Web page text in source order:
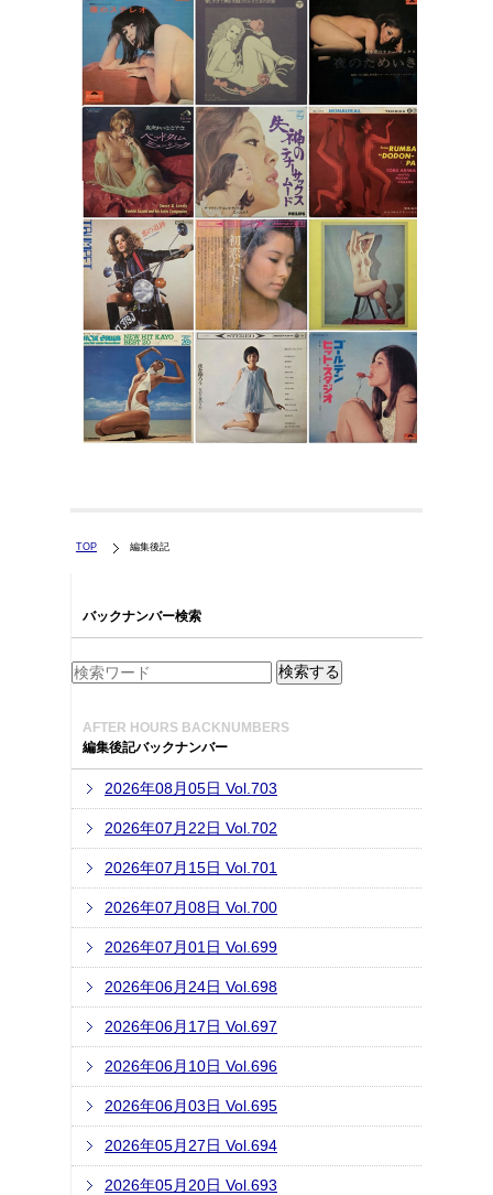
TOP 編集後記
バックナンバー検索
AFTER HOURS BACKNUMBERS
編集後記バックナンバー
2026年08月05日 Vol.703
2026年07月22日 Vol.702
2026年07月15日 Vol.701
2026年07月08日 Vol.700
2026年07月01日 Vol.699
2026年06月24日 Vol.698
2026年06月17日 Vol.697
2026年06月10日 Vol.696
2026年06月03日 Vol.695
2026年05月27日 Vol.694
2026年05月20日 Vol.693